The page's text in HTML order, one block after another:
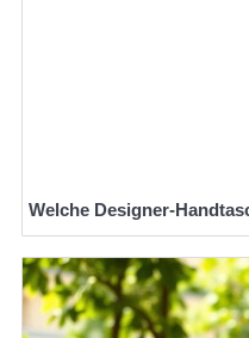
Welche Designer-